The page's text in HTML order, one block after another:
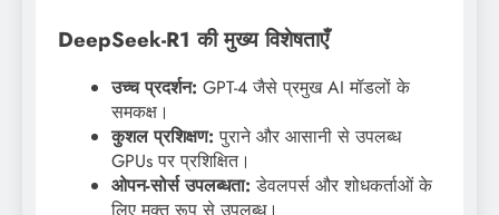
DeepSeek-R1 की मुख्य विशेषताएँ
उच्च प्रदर्शन: GPT-4 जैसे प्रमुख AI मॉडलों के
समकक्ष।
कुशल प्रशिक्षण: पुराने और आसानी से उपलब्ध
GPUs पर प्रशिक्षित।
ओपन-सोर्स उपलब्धता: डेवलपर्स और शोधकर्ताओं के